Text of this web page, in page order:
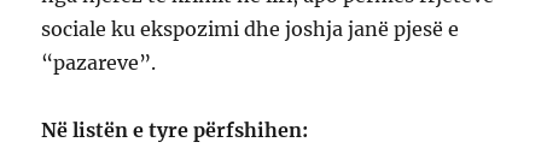
sociale ku ekspozimi dhe joshja janë pjesë e
“pazareve”.
Në listën e tyre përfshihen: